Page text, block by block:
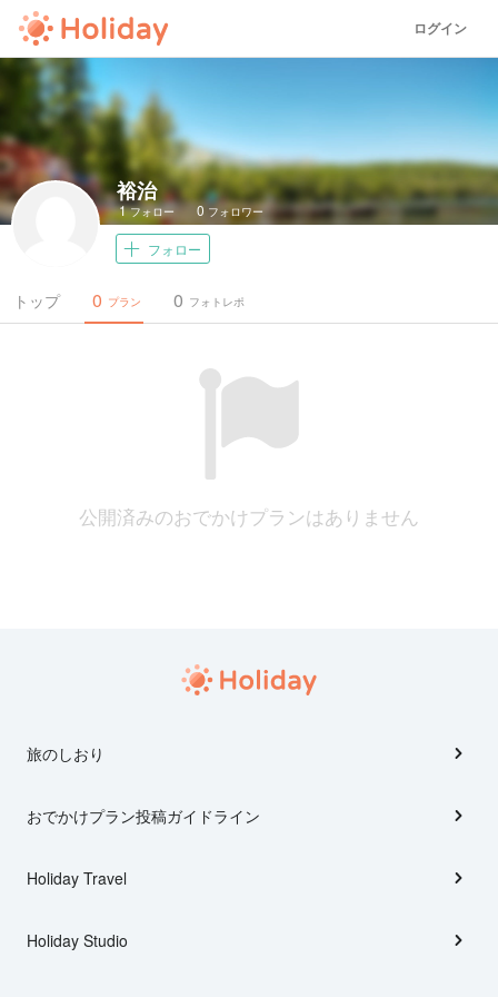
ログイン
裕治
1フォロー 0 フォロワー
フォロー
トップ プラン
0 フォトレポ
0
公開済みのおでかけプランはありません
旅のしおり
おでかけプラン投稿ガイドライン
Holiday Travel
Holiday Studio